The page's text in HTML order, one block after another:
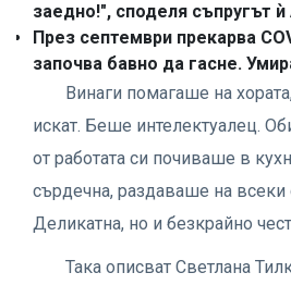
заедно!", споделя съпругът
През септември прекарва
започва бавно да гасне.
Винаги помагаше на
искат. Беше интелектуалец.
от работата си почиваше в
сърдечна, раздаваше на всеки
Деликатна, но и безкрайно
Така описват Светлана